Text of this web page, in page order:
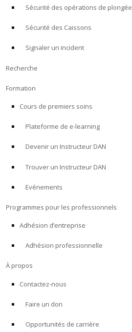
Sécurité des opérations de plongée
Sécurité des Caissons
Signaler un incident
Recherche
Formation
Cours de premiers soins
Plateforme de e-learning
Devenir un Instructeur DAN
Trouver un Instructeur DAN
Evénements
Programmes pour les professionnels
Adhésion d’entreprise
Adhésion professionnelle
À propos
Contactez-nous
Faire un don
Opportunités de carrière